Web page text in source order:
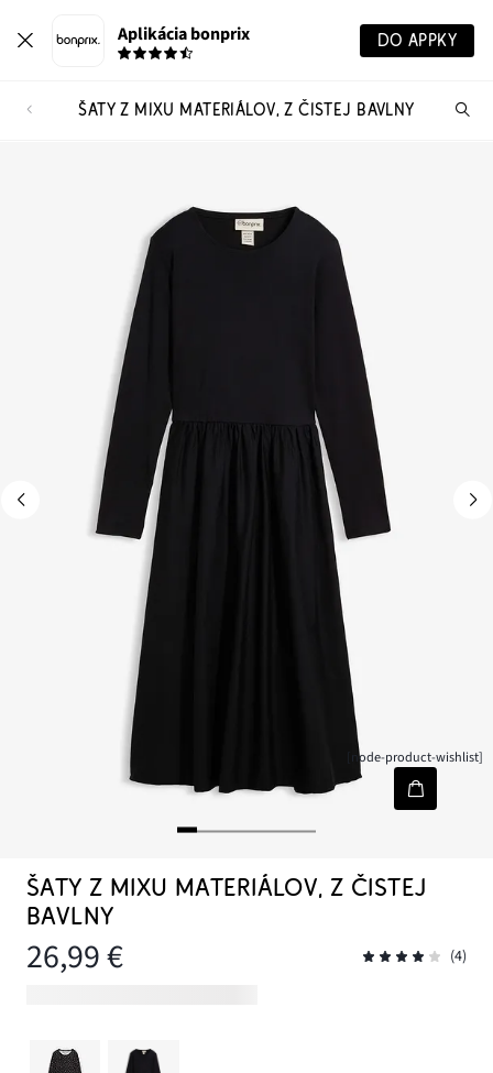
Aplikácia bonprix DO APPKY
ŠATY Z MIXU MATERIÁLOV, Z ČISTEJ BAVLNY
[node-product-wishlist]
ŠATY Z MIXU MATERIÁLOV, Z ČISTEJ
BAVLNY
26,99 € (4)